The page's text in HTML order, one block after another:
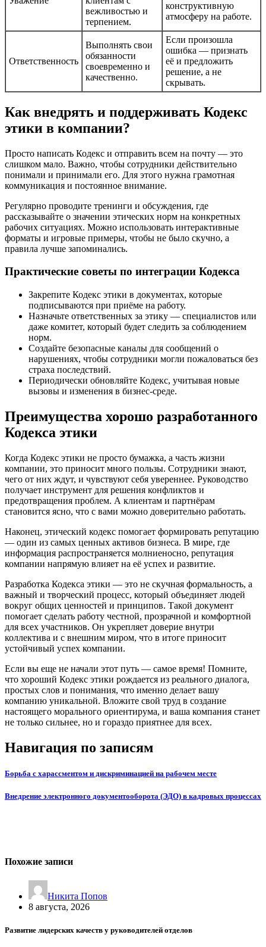
вежливостью и
терпением.
конструктивную
атмосферу на работе.
Ответственность
Выполнять свои
обязанности
своевременно и
качественно.
Если произошла
ошибка — признать
её и предложить
решение, а не
скрывать.
Как внедрять и поддерживать Кодекс
этики в компании?
Просто написать Кодекс и отправить всем на почту — это
слишком мало. Важно, чтобы сотрудники действительно
понимали и принимали его. Для этого нужна грамотная
коммуникация и постоянное внимание.
Регулярно проводите тренинги и обсуждения, где
рассказывайте о значении этических норм на конкретных
рабочих ситуациях. Можно использовать интерактивные
форматы и игровые примеры, чтобы не было скучно, а
правила лучше запоминались.
Практические советы по интеграции Кодекса
Закрепите Кодекс этики в документах, которые
подписываются при приёме на работу.
Назначьте ответственных за этику — специалистов или
даже комитет, который будет следить за соблюдением
норм.
Создайте безопасные каналы для сообщений о
нарушениях, чтобы сотрудники могли пожаловаться без
страха последствий.
Периодически обновляйте Кодекс, учитывая новые
вызовы и изменения в бизнес-среде.
Преимущества хорошо разработанного
Кодекса этики
Когда Кодекс этики не просто бумажка, а часть жизни
компании, это приносит много пользы. Сотрудники знают,
чего от них ждут, и чувствуют себя увереннее. Руководство
получает инструмент для решения конфликтов и
предотвращения проблем. А клиентам и партнёрам
становится ясно, что с вами можно доверительно работать.
Наконец, этический кодекс помогает формировать репутацию
— один из самых ценных активов бизнеса. В мире, где
информация распространяется молниеносно, репутация
компании напрямую влияет на её успех и развитие.
Разработка Кодекса этики — это не скучная формальность, а
важный и творческий процесс, который объединяет людей
вокруг общих ценностей и принципов. Такой документ
помогает сделать работу честной, прозрачной и комфортной
для всех участников. Он укрепляет доверие внутри
коллектива и с внешним миром, что в итоге приносит
устойчивый успех компании.
Если вы еще не начали этот путь — самое время! Помните,
что хороший Кодекс этики рождается из реального диалога,
простых слов и понимания, что именно делает вашу
компанию уникальной. Вложите свой труд в создание
настоящего морального ориентирума, и ваша компания станет
не только сильнее, но и гораздо приятнее для всех.
Навигация по записям
Борьба с харассментом и дискриминацией на рабочем месте
Внедрение электронного документооборота (ЭДО) в кадровых процессах
Похожие записи
Никита Попов
8 августа, 2026
Развитие лидерских качеств у руководителей отделов